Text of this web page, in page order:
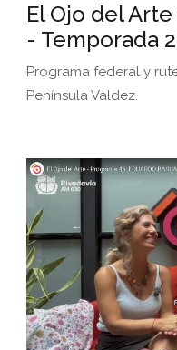
El Ojo del
- Temporada
Programa federal y
Península Valdez.